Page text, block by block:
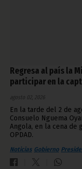
Regresa al país la
participar en la
agosto 02, 2026
En la tarde del 2 de
Consuelo Nguema
Angola, en la cena de
OPDAD.
Noticias Gobierno